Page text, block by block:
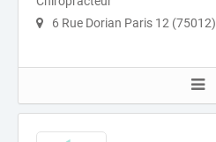
6 Rue Dorian Paris 12 (75012)